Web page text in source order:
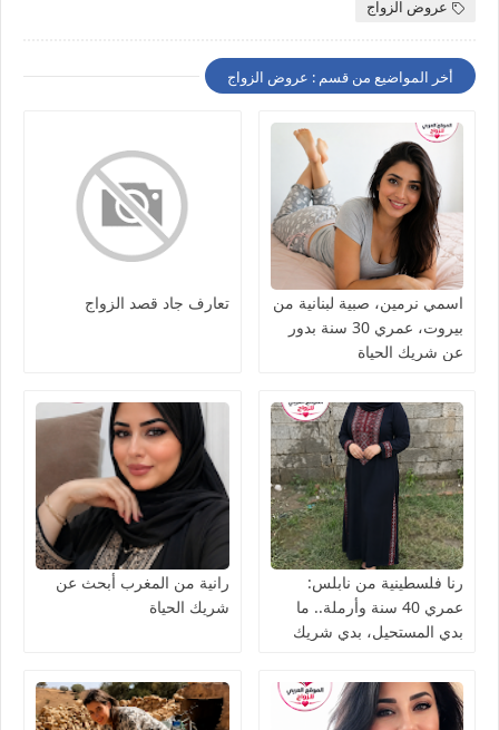
عروض الزواج
أخر المواضيع من قسم : عروض الزواج
اسمي نرمين، صبية لبنانية من
بيروت، عمري 30 سنة بدور
عن شريك الحياة
تعارف جاد قصد الزواج
رنا فلسطينية من نابلس:
عمري 40 سنة وأرملة.. ما
بدي المستحيل، بدي شريك
رانية من المغرب أبحث عن
شريك الحياة